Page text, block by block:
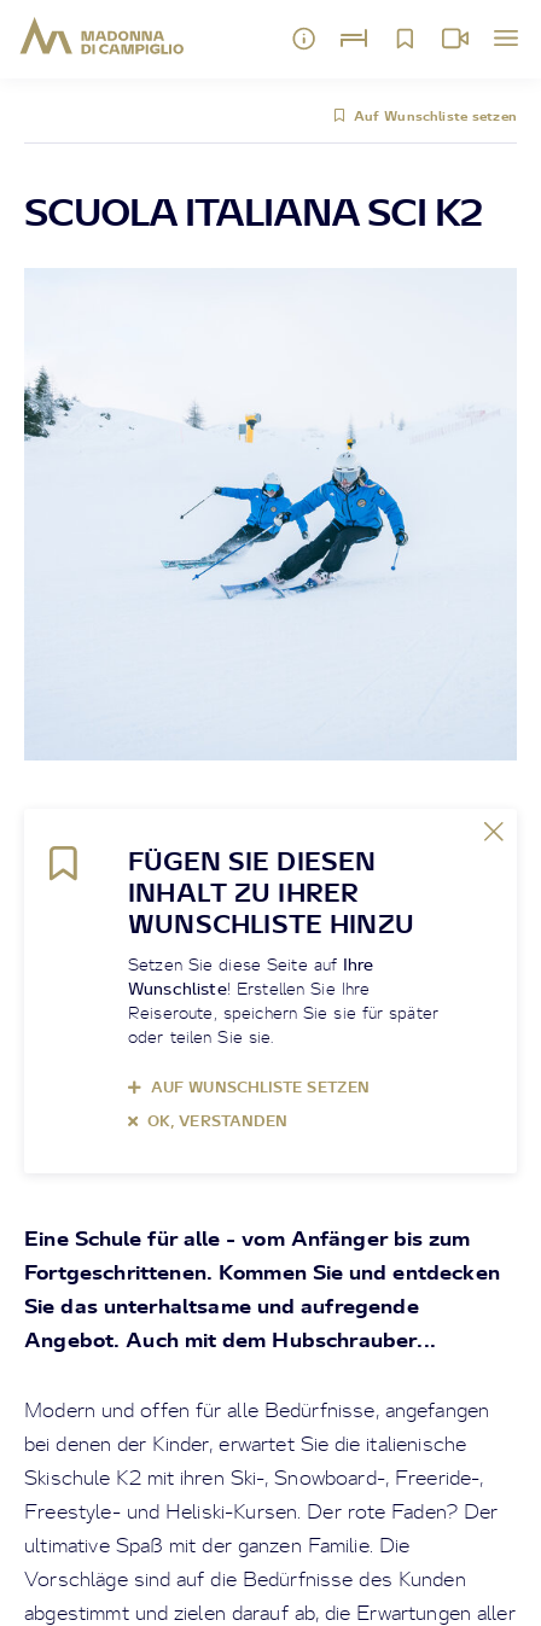
Auf Wunschliste setzen
SCUOLA ITALIANA SCI K2
FÜGEN SIE DIESEN
INHALT ZU IHRER
WUNSCHLISTE HINZU
Setzen Sie diese Seite auf Ihre
Wunschliste! Erstellen Sie Ihre
Reiseroute, speichern Sie sie für später
oder teilen Sie sie.
AUF WUNSCHLISTE SETZEN
OK, VERSTANDEN
Eine Schule für alle - vom Anfänger bis zum
Fortgeschrittenen. Kommen Sie und entdecken
Sie das unterhaltsame und aufregende
Angebot. Auch mit dem Hubschrauber...
Modern und offen für alle Bedürfnisse, angefangen
bei denen der Kinder, erwartet Sie die italienische
Skischule K2 mit ihren Ski-, Snowboard-, Freeride-,
Freestyle- und Heliski-Kursen. Der rote Faden? Der
ultimative Spaß mit der ganzen Familie. Die
Vorschläge sind auf die Bedürfnisse des Kunden
abgestimmt und zielen darauf ab, die Erwartungen aller